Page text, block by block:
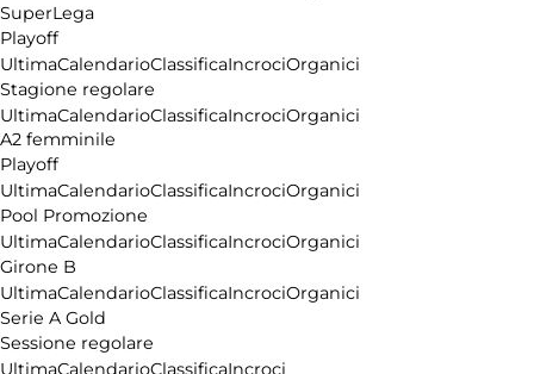
SuperLega
Playoff
UltimaCalendarioClassificaIncrociOrganici
Stagione regolare
UltimaCalendarioClassificaIncrociOrganici
A2 femminile
Playoff
UltimaCalendarioClassificaIncrociOrganici
Pool Promozione
UltimaCalendarioClassificaIncrociOrganici
Girone B
UltimaCalendarioClassificaIncrociOrganici
Serie A Gold
Sessione regolare
UltimaCalendarioClassificaIncroci